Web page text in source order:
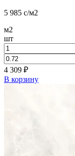
5 985 c/м2
м2
шт
4 309 ₽
В корзину